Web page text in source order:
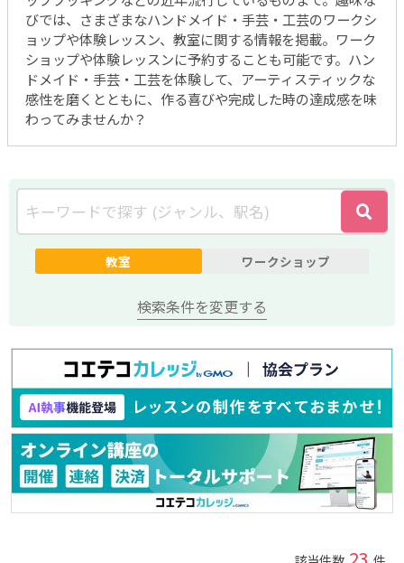
びでは、さまざまなハンドメイド・手芸・工芸のワークシ
ョップや体験レッスン、教室に関する情報を掲載。ワーク
ショップや体験レッスンに予約することも可能です。ハン
ドメイド・手芸・工芸を体験して、アーティスティックな
感性を磨くとともに、作る喜びや完成した時の達成感を味
わってみませんか？
教室 ワークショップ
検索条件を変更する
23